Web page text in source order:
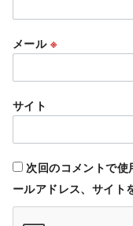
メール ※
サイト
次回のコメントで使
ールアドレス、サイト